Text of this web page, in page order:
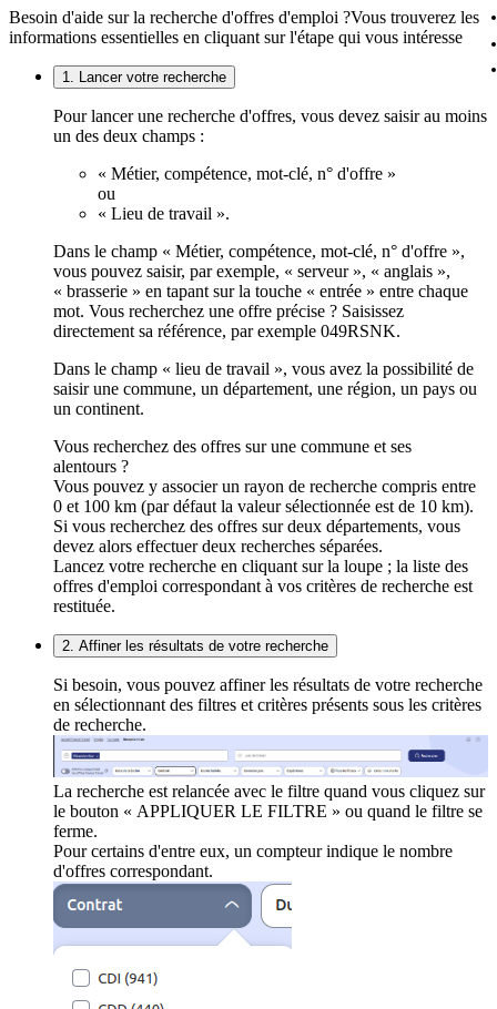
Besoin d'aide sur la recherche d'offres d'emploi ?Vous trouverez les
informations essentielles en cliquant sur l'étape qui vous intéresse
1. Lancer votre recherche
Pour lancer une recherche d'offres, vous devez saisir au moins
un des deux champs :
« Métier, compétence, mot-clé, n° d'offre »
ou
« Lieu de travail ».
Dans le champ « Métier, compétence, mot-clé, n° d'offre »,
vous pouvez saisir, par exemple, « serveur », « anglais »,
« brasserie » en tapant sur la touche « entrée » entre chaque
mot. Vous recherchez une offre précise ? Saisissez
directement sa référence, par exemple 049RSNK.
Dans le champ « lieu de travail », vous avez la possibilité de
saisir une commune, un département, une région, un pays ou
un continent.
Vous recherchez des offres sur une commune et ses
alentours ?
Vous pouvez y associer un rayon de recherche compris entre
0 et 100 km (par défaut la valeur sélectionnée est de 10 km).
Si vous recherchez des offres sur deux départements, vous
devez alors effectuer deux recherches séparées.
Lancez votre recherche en cliquant sur la loupe ; la liste des
offres d'emploi correspondant à vos critères de recherche est
restituée.
2. Affiner les résultats de votre recherche
Si besoin, vous pouvez affiner les résultats de votre recherche
en sélectionnant des filtres et critères présents sous les critères
de recherche.
La recherche est relancée avec le filtre quand vous cliquez sur
le bouton « APPLIQUER LE FILTRE » ou quand le filtre se
ferme.
Pour certains d'entre eux, un compteur indique le nombre
d'offres correspondant.